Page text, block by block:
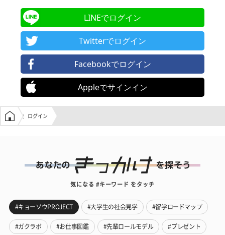
LINEでログイン
Twitterでログイン
Facebookでログイン
Appleでサインイン
学生の窓口トップ
ログイン
気になる #キーワード をタッチ
#キョーソウPROJECT #大学生の社会見学 #留学ロードマップ
#ガクラボ #お仕事図鑑 #先輩ロールモデル #プレゼント